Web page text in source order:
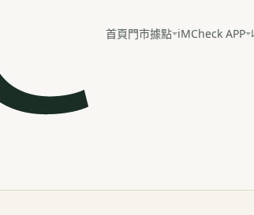
首頁門市據點 iMCheck APP